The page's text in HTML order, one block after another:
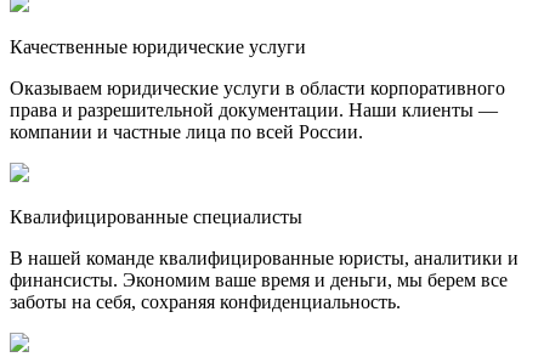
Качественные юридические услуги
Оказываем юридические услуги в области корпоративного
права и разрешительной документации. Наши клиенты —
компании и частные лица по всей России.
Квалифицированные специалисты
В нашей команде квалифицированные юристы, аналитики и
финансисты. Экономим ваше время и деньги, мы берем все
заботы на себя, сохраняя конфиденциальность.